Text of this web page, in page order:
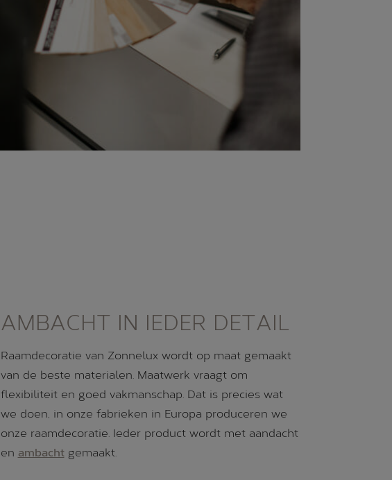
AMBACHT IN IEDER DETAIL
Raamdecoratie van Zonnelux wordt op maat gemaakt
van de beste materialen. Maatwerk vraagt om
flexibiliteit en goed vakmanschap. Dat is precies wat
we doen, in onze fabrieken in Europa produceren we
onze raamdecoratie. Ieder product wordt met aandacht
en ambachtgemaakt.